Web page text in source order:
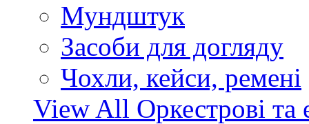
Мундштук
Засоби для догляду
Чохли, кейси, ремені
View All Оркестрові та